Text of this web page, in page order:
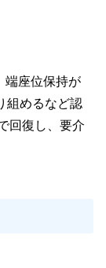
端座位保持が
組めるなど認
回復し、要介